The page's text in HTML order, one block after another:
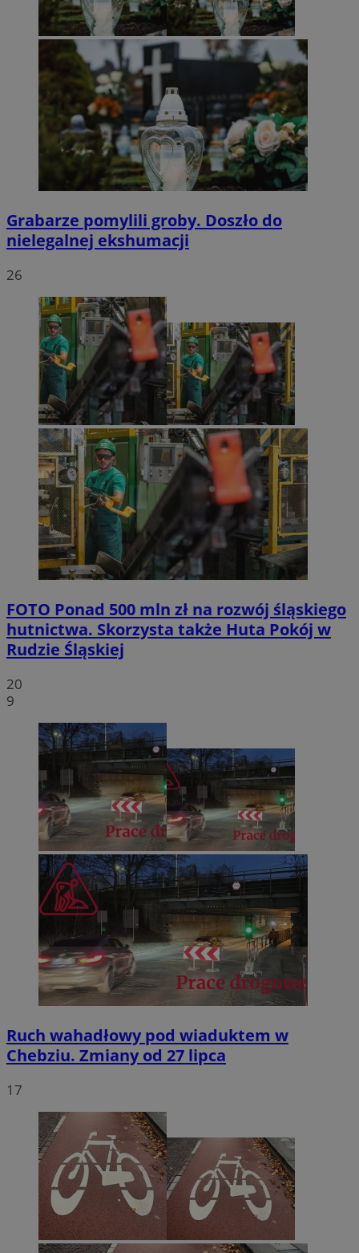
Grabarze pomylili groby. Doszło do
nielegalnej ekshumacji
26
FOTO Ponad 500 mln zł na rozwój śląskiego
hutnictwa. Skorzysta także Huta Pokój w
Rudzie Śląskiej
20
9
Ruch wahadłowy pod wiaduktem w
Chebziu. Zmiany od 27 lipca
17